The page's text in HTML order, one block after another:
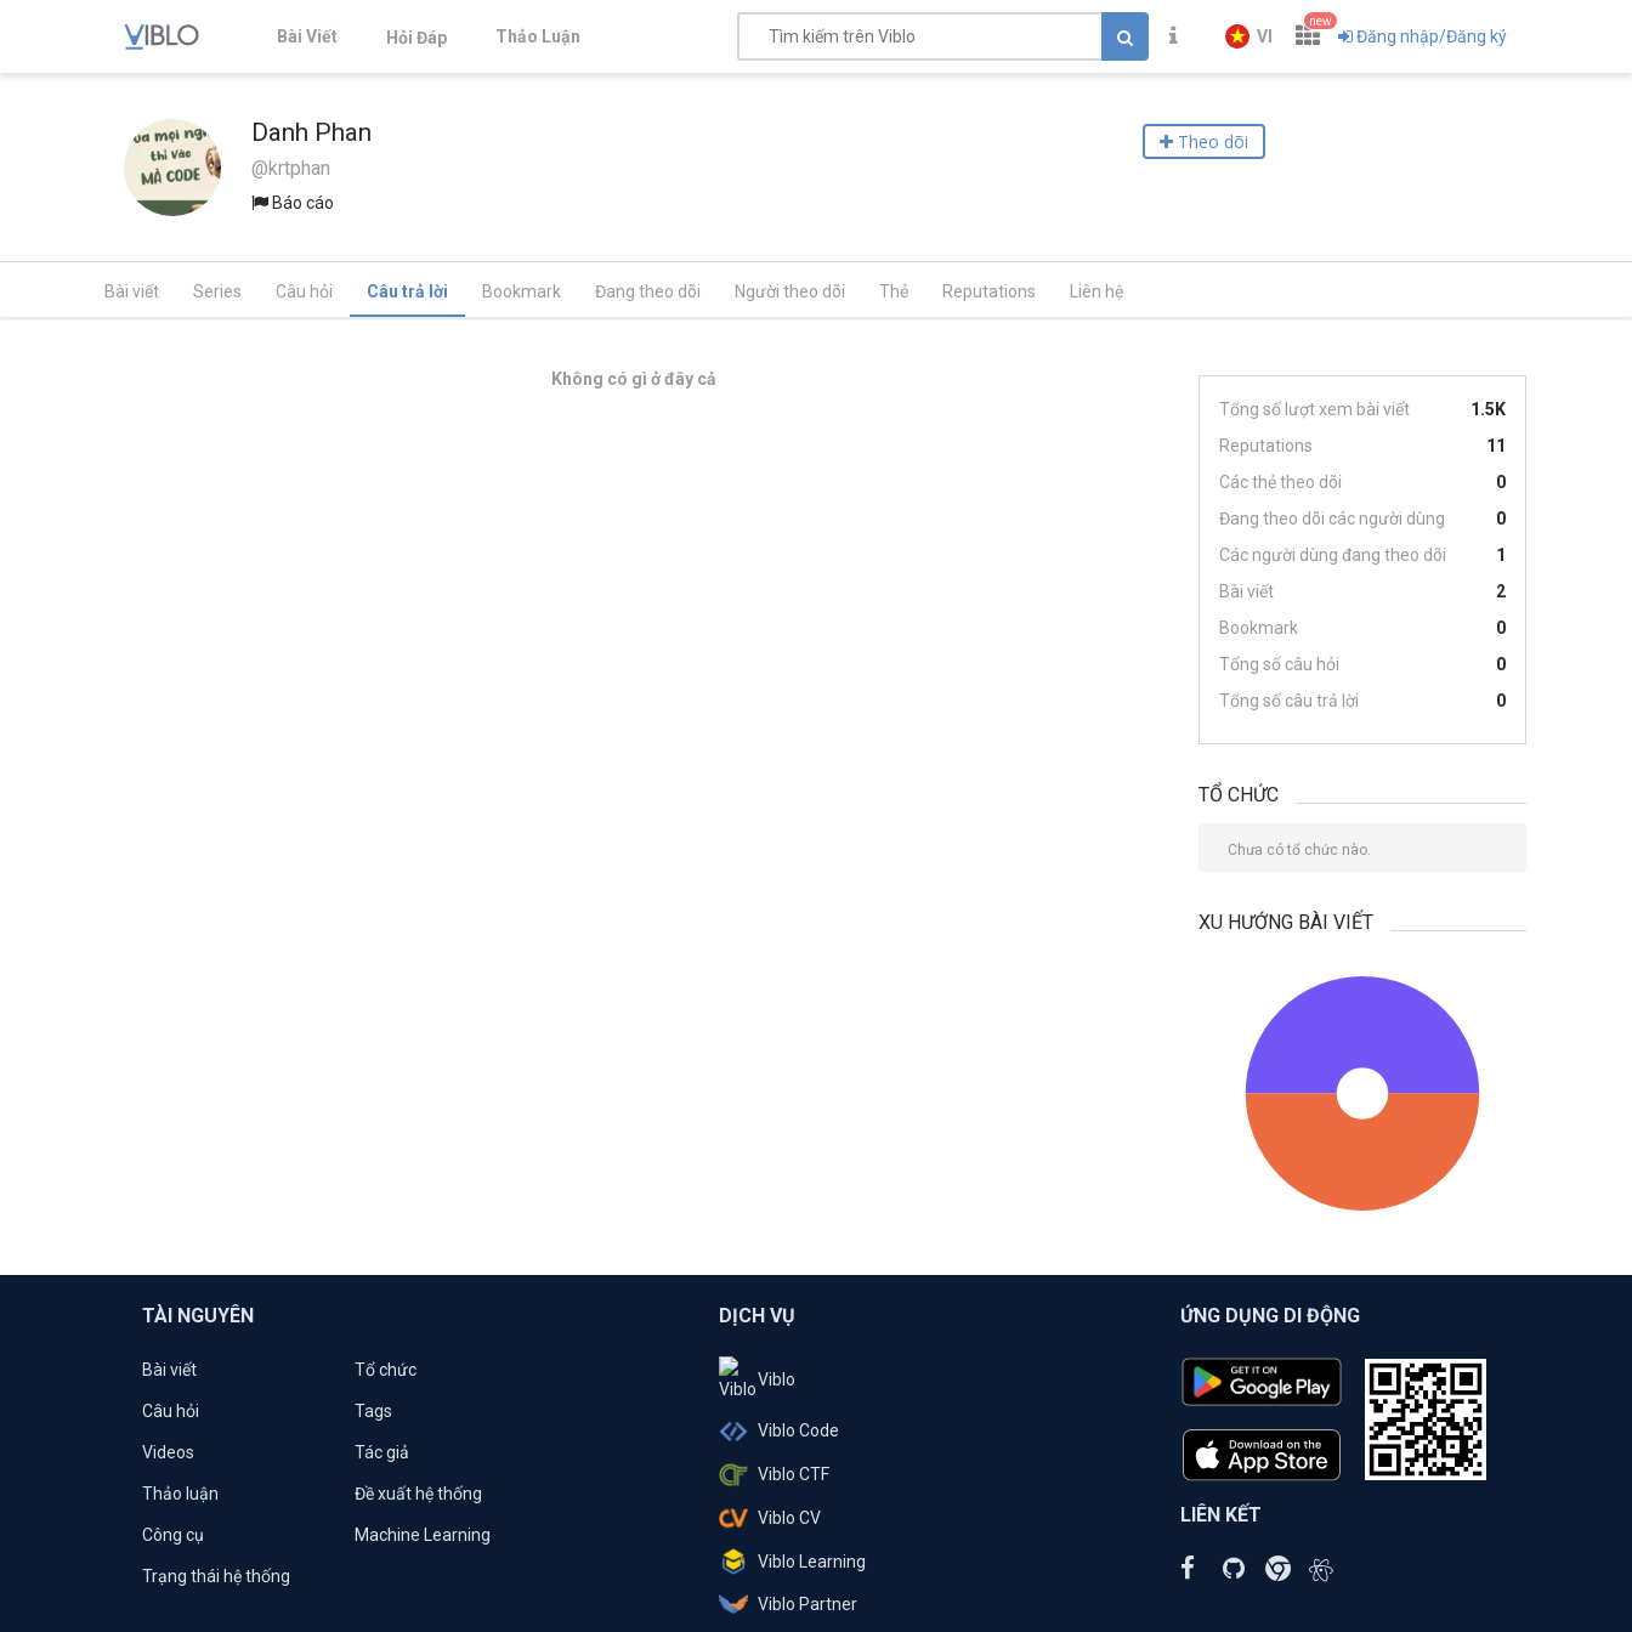
Bài Viết Hỏi Đáp Thảo Luận VI
new
Đăng nhập/Đăng ký
Danh Phan
@krtphan
Báo cáo
Theo dõi
Bài viết Series Câu hỏi Câu trả lời Bookmark Đang theo dõi Người theo dõi Thẻ Reputations Liên hệ
Không có gì ở đây cả
Tổng số lượt xem bài viết
1.5K
Reputations
11
Các thẻ theo dõi
0
Đang theo dõi các người dùng
0
Các người dùng đang theo dõi
1
Bài viết
2
Bookmark
0
Tổng số câu hỏi
0
Tổng số câu trả lời
0
TỔ CHỨC
Chưa có tổ chức nào.
XU HƯỚNG BÀI VIẾT
TÀI NGUYÊN
Bài viết Tổ chức
Câu hỏi Tags
Videos Tác giả
Thảo luận Đề xuất hệ thống
Công cụ Machine Learning
Trạng thái hệ thống
DỊCH VỤ
Viblo
Viblo Code
Viblo CTF
Viblo CV
Viblo Learning
Viblo Partner
ỨNG DỤNG DI ĐỘNG
LIÊN KẾT